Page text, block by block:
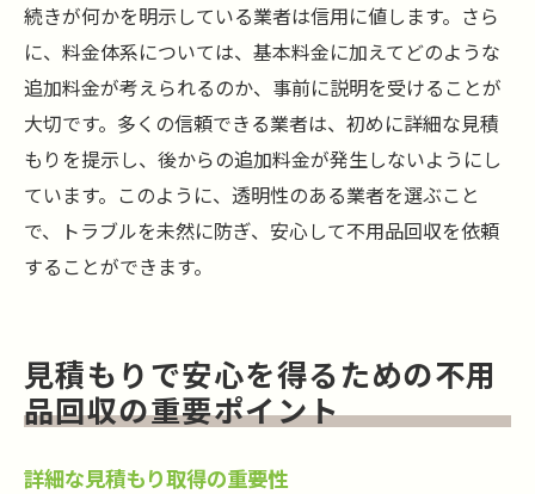
続きが何かを明示している業者は信用に値します。さら
に、料金体系については、基本料金に加えてどのような
追加料金が考えられるのか、事前に説明を受けることが
大切です。多くの信頼できる業者は、初めに詳細な見積
もりを提示し、後からの追加料金が発生しないようにし
ています。このように、透明性のある業者を選ぶこと
で、トラブルを未然に防ぎ、安心して不用品回収を依頼
することができます。
見積もりで安心を得るための不用
品回収の重要ポイント
詳細な見積もり取得の重要性